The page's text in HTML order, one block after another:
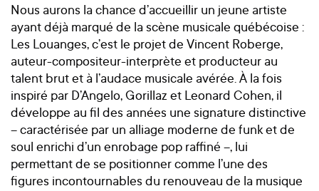
Nous aurons la chance d’accueillir un jeune artiste
ayant déjà marqué de la scène musicale québécoise :
Les Louanges, c’est le projet de Vincent Roberge,
auteur-compositeur-interprète et producteur au
talent brut et à l’audace musicale avérée. À la fois
inspiré par D’Angelo, Gorillaz et Leonard Cohen, il
développe au fil des années une signature distinctive
– caractérisée par un alliage moderne de funk et de
soul enrichi d’un enrobage pop raffiné –, lui
permettant de se positionner comme l’une des
figures incontournables du renouveau de la musique